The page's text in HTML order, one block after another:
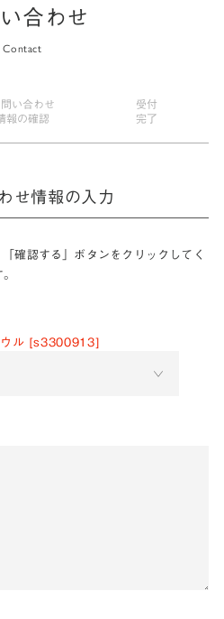
合わせ
Contact
い合わせ
報の確認
受付
完了
せ情報の入力
確認する」ボタンをクリックしてく
ウル [s3300913]